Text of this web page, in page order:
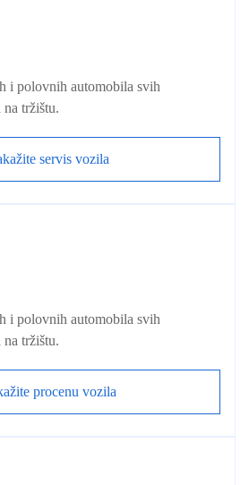
i polovnih automobila svih
tržištu.
servis vozila
i polovnih automobila svih
tržištu.
procenu vozila